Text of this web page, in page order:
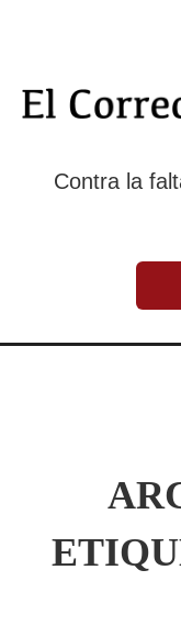
Contra la